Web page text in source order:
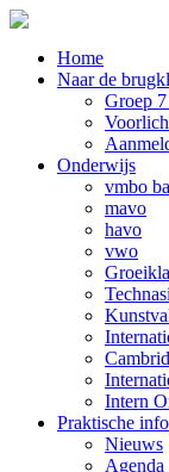
Home
Naar de
Groep
Onderwijs
vmbo
mavo
havo
vwo
Intern
Praktische info
Nieuws
Agenda